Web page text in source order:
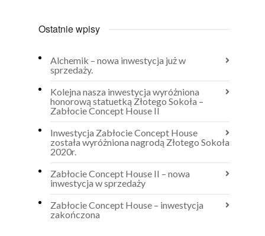
Ostatnie wpisy
Alchemik – nowa inwestycja już w
sprzedaży.
Kolejna nasza inwestycja wyróżniona
honorową statuetką Złotego Sokoła –
Zabłocie Concept House II
Inwestycja Zabłocie Concept House
została wyróżniona nagrodą Złotego Sokoła
2020r.
Zabłocie Concept House II – nowa
inwestycja w sprzedaży
Zabłocie Concept House – inwestycja
zakończona